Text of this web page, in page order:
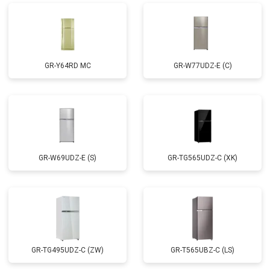
GR-Y64RD MC GR-W77UDZ-E (C)
GR-W69UDZ-E (S) GR-TG565UDZ-C (XK)
GR-TG495UDZ-C (ZW) GR-T565UBZ-C (LS)